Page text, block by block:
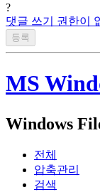
?
댓글 쓰기 권한이
MS
Windows
전체
압축관리
검색